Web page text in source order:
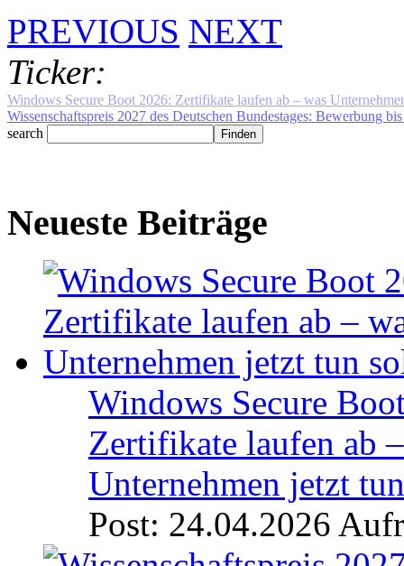
PREVIOUS NEXT
Ticker:
Windows Secure Boot 2026: Zertifikate laufen ab – was
search
Neueste Beiträge
Windows Secure
Zertifikate laufen ab
Unternehmen jetzt
Post: 24.04.2026